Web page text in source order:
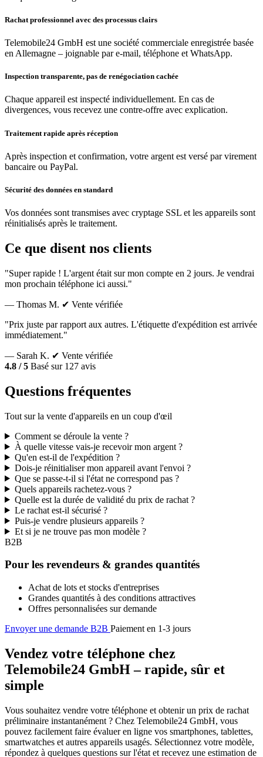
Rachat professionnel avec des processus clairs
Telemobile24 GmbH est une société commerciale enregistrée basée
en Allemagne – joignable par e-mail, téléphone et WhatsApp.
Inspection transparente, pas de renégociation cachée
Chaque appareil est inspecté individuellement. En cas de
divergences, vous recevez une contre-offre avec explication.
Traitement rapide après réception
Après inspection et confirmation, votre argent est versé par virement
bancaire ou PayPal.
Sécurité des données en standard
Vos données sont transmises avec cryptage SSL et les appareils sont
réinitialisés après le traitement.
Ce que disent nos clients
"Super rapide ! L'argent était sur mon compte en 2 jours. Je vendrai
mon prochain téléphone ici aussi."
— Thomas M. ✔ Vente vérifiée
"Prix juste par rapport aux autres. L'étiquette d'expédition est arrivée
immédiatement."
— Sarah K. ✔ Vente vérifiée
4.8 / 5 Basé sur 127 avis
Questions fréquentes
Tout sur la vente d'appareils en un coup d'œil
Comment se déroule la vente ?
À quelle vitesse vais-je recevoir mon argent ?
Qu'en est-il de l'expédition ?
Dois-je réinitialiser mon appareil avant l'envoi ?
Que se passe-t-il si l'état ne correspond pas ?
Quels appareils rachetez-vous ?
Quelle est la durée de validité du prix de rachat ?
Le rachat est-il sécurisé ?
Puis-je vendre plusieurs appareils ?
Et si je ne trouve pas mon modèle ?
B2B
Pour les revendeurs & grandes quantités
Achat de lots et stocks d'entreprises
Grandes quantités à des conditions attractives
Offres personnalisées sur demande
Envoyer une demande B2B Paiement en 1-3 jours
Vendez votre téléphone chez
Telemobile24 GmbH – rapide, sûr et
simple
Vous souhaitez vendre votre téléphone et obtenir un prix de rachat
préliminaire instantanément ? Chez Telemobile24 GmbH, vous
pouvez facilement faire évaluer en ligne vos smartphones, tablettes,
smartwatches et autres appareils usagés. Sélectionnez votre modèle,
répondez à quelques questions sur l'état et recevez une estimation de